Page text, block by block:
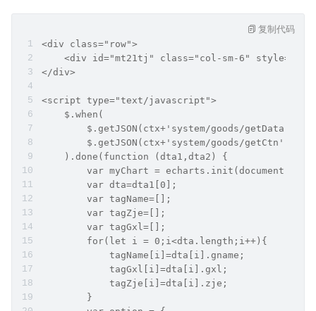
<div class="row">
<div id="mt21tj" class="col-sm-6"
</div>
<script type="text/javascript">
    $.when(
        $.getJSON(ctx+'system/goods/getData'),
        $.getJSON(ctx+'system/goods/getCtn')
    ).done(function (dta1,dta2) {
var myChart =
        var dta=dta1[0];
        var tagName=[];
        var tagZje=[];
        var tagGxl=[];
        for(let i = 0;i<dta.length;i++){
            tagName[i]=dta[i].gname;
            tagGxl[i]=dta[i].gxl;
            tagZje[i]=dta[i].zje;
        }
复制代码